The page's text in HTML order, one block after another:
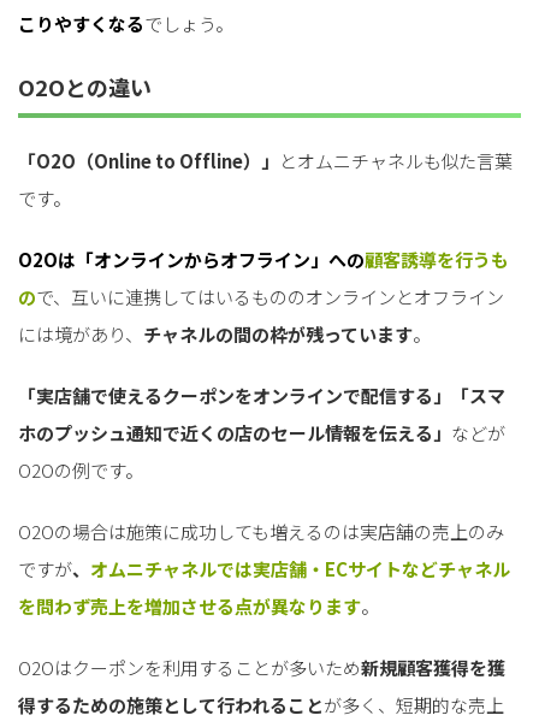
こりやすくなるでしょう。
O2Oとの違い
「O2O（Online to Offline）」 とオムニチャネルも似た言葉
です。
O2Oは「オンラインからオフライン」への顧客誘導を行うも
ので、互いに連携してはいるもののオンラインとオフライン
には境があり、 チャネルの間の枠が残っています。
「実店舗で使えるクーポンをオンラインで配信する」「スマ
ホのプッシュ通知で近くの店のセール情報を伝える」 などが
O2Oの例です。
O2Oの場合は施策に成功しても増えるのは実店舗の売上のみ
ですが、 オムニチャネルでは実店舗・ECサイトなどチャネル
を問わず売上を増加させる点が異なります。
O2Oはクーポンを利用することが多いため新規顧客獲得を獲
得するための施策として行われることが多く、短期的な売上